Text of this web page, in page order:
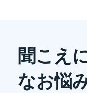
聞こえ
なお悩